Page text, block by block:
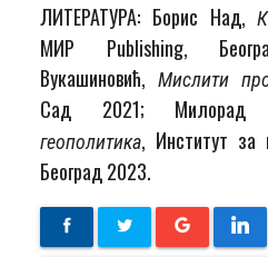
ЛИТЕРАТУРА: Борис Над,
МИР Publishing,
Вукашиновић, Мислити
Сад 2021; Милорад
геополитика, Институт за
Београд 2023.